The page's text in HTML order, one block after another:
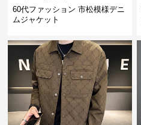
60代ファッション 市松模様デニ
ムジャケット